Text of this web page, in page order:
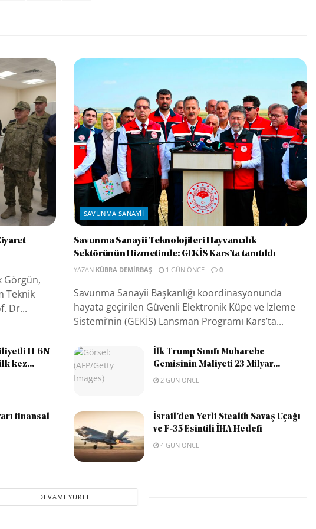
Görgün,
Teknik
Dr...
SAVUNMA SANAYII
Savunma Sanayii Teknolojileri Hayvancılık
Sektörünün Hizmetinde: GEKİS Kars’ta tanıtıldı
YAZAN KÜBRA DEMIRBAŞ 1 GÜN ÖNCE 0
Savunma Sanayii Başkanlığı koordinasyonunda
hayata geçirilen Güvenli Elektronik Küpe ve İzleme
Sistemi’nin (GEKİS) Lansman Programı Kars’ta...
H-6N
kez...
İlk Trump Sınıfı Muharebe
Gemisinin Maliyeti 23 Milyar...
2 GÜN ÖNCE
finansal
İsrail’den Yerli Stealth Savaş Uçağı
ve F-35 Esintili İHA Hedefi
4 GÜN ÖNCE
DEVAMI YÜKLE